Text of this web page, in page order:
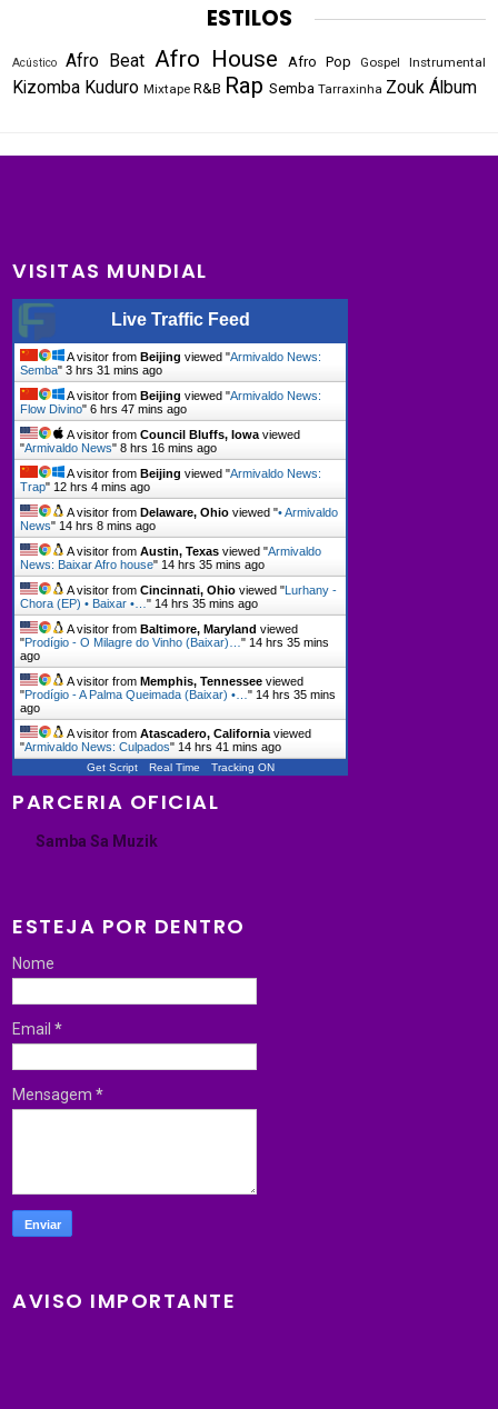
ESTILOS
Acústico Afro Beat Afro House Afro Pop Gospel Instrumental
Kizomba Kuduro Mixtape R&B Rap Semba Tarraxinha Zouk Álbum
VISITAS MUNDIAL
Live Traffic Feed
A visitor fromBeijing viewed "Armivaldo News:
Semba"3 hrs 31 mins ago
A visitor fromBeijing viewed "Armivaldo News:
Flow Divino"6 hrs 47 mins ago
A visitor fromCouncil Bluffs, Iowa viewed
"Armivaldo News"8 hrs 16 mins ago
A visitor fromBeijing viewed "Armivaldo News:
Trap" 12 hrs 4 mins ago
A visitor fromDelaware, Ohio viewed "• Armivaldo
News" 14 hrs 8 mins ago
A visitor fromAustin, Texas viewed "Armivaldo
News: Baixar Afro house" 14 hrs 35 mins ago
A visitor fromCincinnati, Ohio viewed "Lurhany -
Chora (EP) • Baixar •…" 14 hrs 35 mins ago
A visitor fromBaltimore, Maryland viewed
"Prodígio - O Milagre do Vinho (Baixar)…" 14 hrs 35 mins
ago
A visitor fromMemphis, Tennessee viewed
"Prodígio - A Palma Queimada (Baixar) •…" 14 hrs 35 mins
ago
A visitor fromAtascadero, California viewed
"Armivaldo News: Culpados" 14 hrs 41 mins ago
Get Script Real Time Tracking ON
PARCERIA OFICIAL
Samba Sa Muzik
ESTEJA POR DENTRO
Nome
Email*
Mensagem*
AVISO IMPORTANTE